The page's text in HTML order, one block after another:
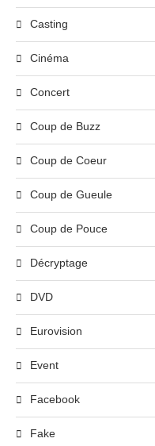
Casting
Cinéma
Concert
Coup de Buzz
Coup de Coeur
Coup de Gueule
Coup de Pouce
Décryptage
DVD
Eurovision
Event
Facebook
Fake